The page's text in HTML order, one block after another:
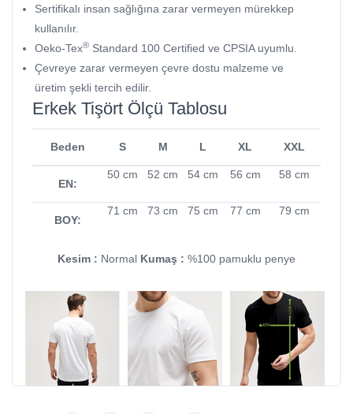
Sertifikalı insan sağlığına zarar vermeyen mürekkep
kullanılır.
Oeko-Tex® Standard 100 Certified ve CPSIA uyumlu.
Çevreye zarar vermeyen çevre dostu malzeme ve
üretim şekli tercih edilir.
Erkek Tişört Ölçü Tablosu
Beden S M L XL XXL
EN:
50 cm 52 cm 54 cm 56 cm 58 cm
BOY:
71 cm 73 cm 75 cm 77 cm 79 cm
Kesim : Normal Kumaş : %100 pamuklu penye